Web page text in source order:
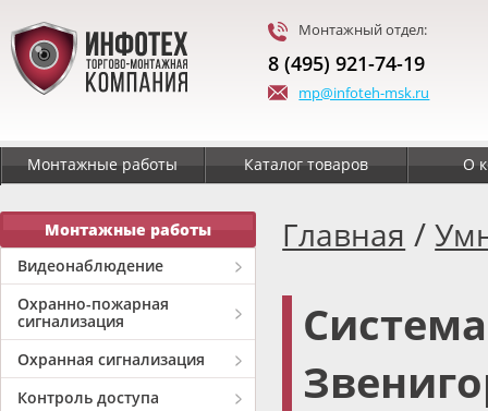
Монтажный отдел:
8 (495) 921-74-19
mp@infoteh-msk.ru
Монтажные работы Каталог товаров О
Монтажные работы
Видеонаблюдение
Охранно-пожарная
сигнализация
Охранная сигнализация
Контроль доступа
Главная /
Система